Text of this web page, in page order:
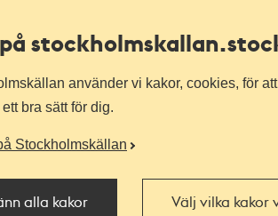
stockholmskallan
använder vi kakor, cookies, för
bra sätt för dig.
Stockholmskällan
alla kakor Välj vilka kakor